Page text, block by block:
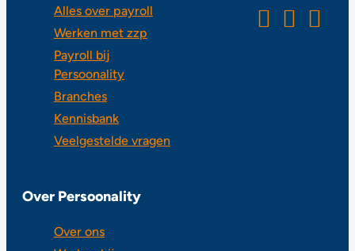
Alles over payroll
Werken met zzp
Payroll bij
Persoonality
Branches
Kennisbank
Veelgestelde vragen
Over Persoonality
Over ons